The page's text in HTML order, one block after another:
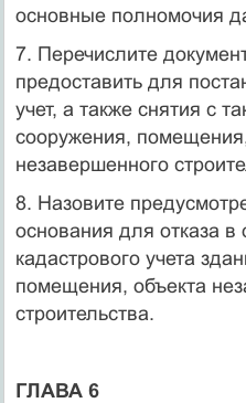
основные полномочия
7. Перечислите
предоставить для
учет, а также снятия с
сооружения,
незавершенного
8. Назовите
основания для отказа в
кадастрового учета
помещения, объекта
строительства.
ГЛАВА 6